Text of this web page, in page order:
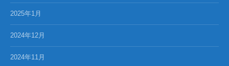
2025年1月
2024年12月
2024年11月